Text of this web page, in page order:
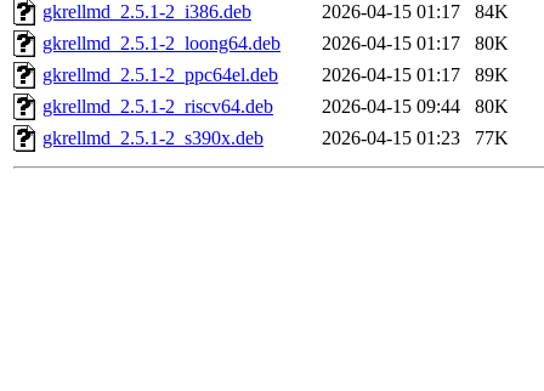
gkrellmd_2.5.1-2_i386.deb
2026-04-15 01:17
84K
gkrellmd_2.5.1-2_loong64.deb
2026-04-15 01:17
80K
gkrellmd_2.5.1-2_ppc64el.deb
2026-04-15 01:17
89K
gkrellmd_2.5.1-2_riscv64.deb
2026-04-15 09:44
80K
gkrellmd_2.5.1-2_s390x.deb
2026-04-15 01:23 77K